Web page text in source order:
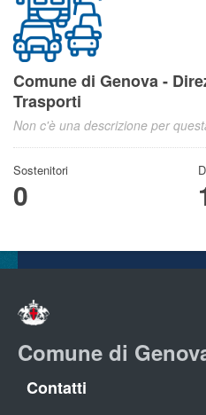
Comune di Genova -
Trasporti
Non c'è una descrizione per
Sostenitori
0
Comune di
Contatti